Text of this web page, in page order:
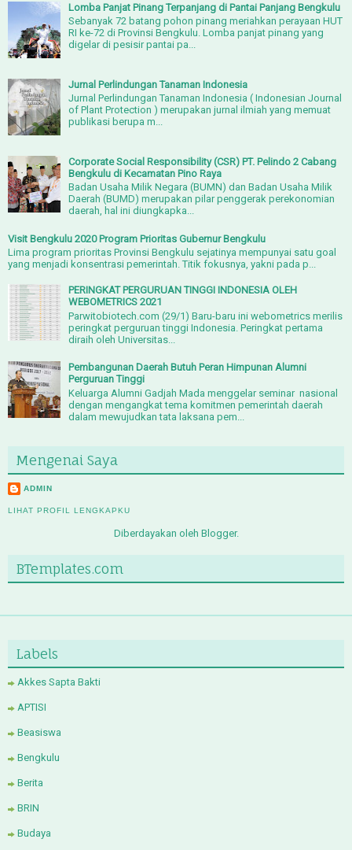
Lomba Panjat Pinang Terpanjang di Pantai Panjang Bengkulu
Sebanyak 72 batang pohon pinang meriahkan perayaan HUT
RI ke-72 di Provinsi Bengkulu. Lomba panjat pinang yang
digelar di pesisir pantai pa...
Jurnal Perlindungan Tanaman Indonesia
Jurnal Perlindungan Tanaman Indonesia ( Indonesian Journal
of Plant Protection ) merupakan jurnal ilmiah yang memuat
publikasi berupa m...
Corporate Social Responsibility (CSR) PT. Pelindo 2 Cabang
Bengkulu di Kecamatan Pino Raya
Badan Usaha Milik Negara (BUMN) dan Badan Usaha Milik
Daerah (BUMD) merupakan pilar penggerak perekonomian
daerah, hal ini diungkapka...
Visit Bengkulu 2020 Program Prioritas Gubernur Bengkulu
Lima program prioritas Provinsi Bengkulu sejatinya mempunyai satu goal
yang menjadi konsentrasi pemerintah. Titik fokusnya, yakni pada p...
PERINGKAT PERGURUAN TINGGI INDONESIA OLEH
WEBOMETRICS 2021
Parwitobiotech.com (29/1) Baru-baru ini webometrics merilis
peringkat perguruan tinggi Indonesia. Peringkat pertama
diraih oleh Universitas...
Pembangunan Daerah Butuh Peran Himpunan Alumni
Perguruan Tinggi
Keluarga Alumni Gadjah Mada menggelar seminar nasional
dengan mengangkat tema komitmen pemerintah daerah
dalam mewujudkan tata laksana pem...
Mengenai Saya
ADMIN
LIHAT PROFIL LENGKAPKU
Diberdayakan oleh Blogger.
BTemplates.com
Labels
Akkes Sapta Bakti
APTISI
Beasiswa
Bengkulu
Berita
BRIN
Budaya